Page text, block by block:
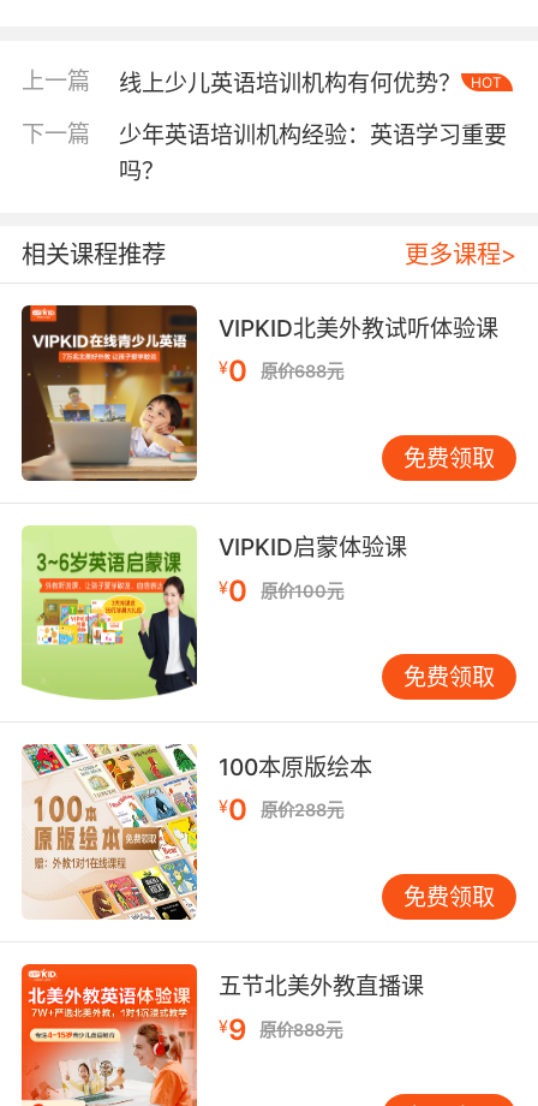
会呈现下降的趋势，所以说等到十几岁之后再去
个区域，而是在记忆区建立一个记忆结构。要知
道这个新的记忆结构没有布洛卡区灵敏，在大家
以网上儿童英语培训机构经验建议要充分利用孩
教育专家指出3~6岁是孩子学习语言的黄金年龄
时期，而5~9岁则是孩子进行英语阅读的关键阶
段，这时候的英语学习主要是包括听音辨音，以
及根据自己接受到的语音信号，然后在合适的语
境中进行内化整合以及输出。少儿在语言学习的
敏感时期，他们对于不同的语言信号都会非常敏
感，这也是为什么孩子可以模仿到纯正的英语发
音。
当前中国关于少儿学习英语的教育理念是多种多
样的，那么在众多的教育理念中有一种实用的理
念越来越受到家长们的欢迎。一些网上儿童英语
培训机构提出的在有意义的生活语境，以及活
动、游戏和人物中使用英语，并不单单是将它当
做是一门学科来学习，将英语当做一种有效的沟
通工具，可以让孩子在不知不觉中锻自己的母语
思维和表达能力。
上一篇 线上少儿英语培训机构有何优势？ HOT
下一篇
少年英语培训机构经验：英语学习重要
吗？
相关课程推荐 更多课程>
VIPKID北美外教试听体验课
¥0 原价688元
免费领取
VIPKID启蒙体验课
¥0 原价100元
免费领取
100本原版绘本
¥0 原价288元
免费领取
五节北美外教直播课
¥9 原价888元